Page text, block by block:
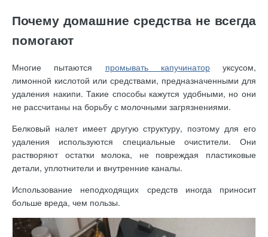
Почему домашние средства не всегда
помогают
Многие пытаются промывать капучинаторуксусом,
лимонной кислотой или средствами, предназначенными для
удаления накипи. Такие способы кажутся удобными, но они
не рассчитаны на борьбу с молочными загрязнениями.
Белковый налет имеет другую структуру, поэтому для его
удаления используются специальные очистители. Они
растворяют остатки молока, не повреждая пластиковые
детали, уплотнители и внутренние каналы.
Использование неподходящих средств иногда приносит
больше вреда, чем пользы.